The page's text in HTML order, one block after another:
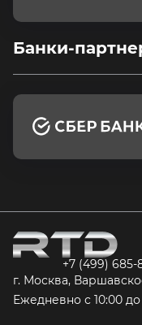
Банки-
+7 (499) 685-
г. Москва,
Ежедневно с 10:00